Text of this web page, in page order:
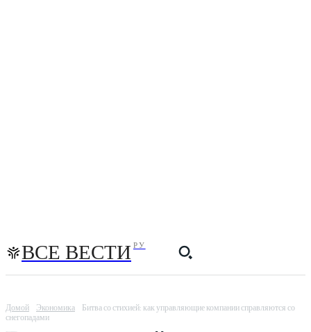
ВСЕ ВЕСТИ РУ
Домой Экономика
Битва со стихией: как управляющие компании справляются со
снегопадами